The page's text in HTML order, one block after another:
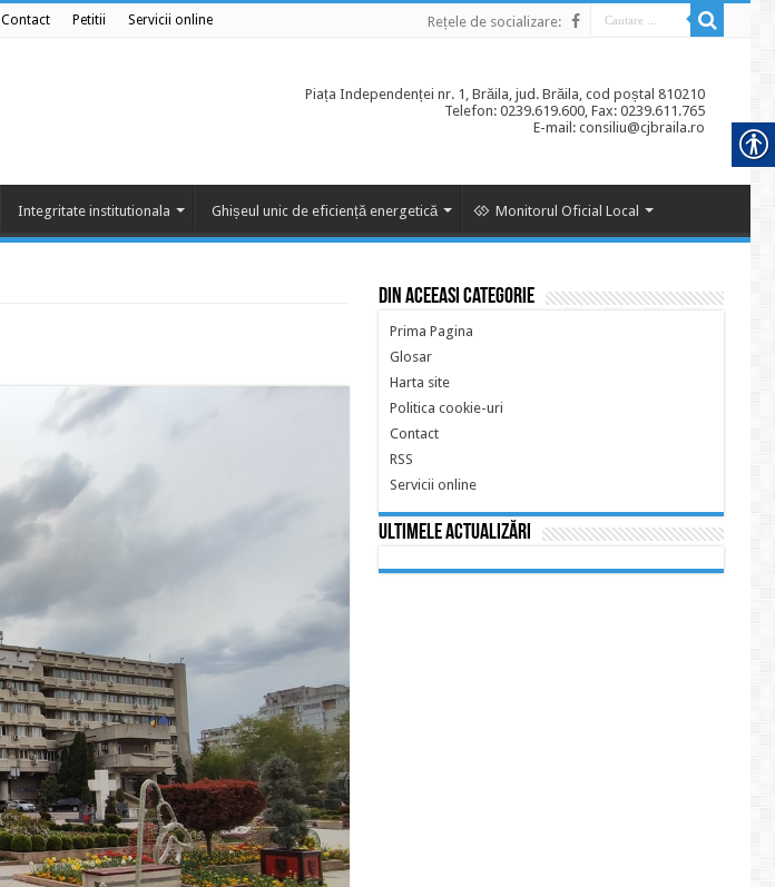
Contact Petitii Servicii online Rețele de socializare:
Piața Independenței nr. 1, Brăila, jud. Brăila, cod poștal 810210
Telefon: 0239.619.600, Fax: 0239.611.765
E-mail: consiliu@cjbraila.ro
Integritate institutionala Ghișeul unic de eficiență energetică Monitorul Oficial Local
Din aceeasi categorie
Prima Pagina
Glosar
Harta site
Politica cookie-uri
Contact
RSS
Servicii online
Ultimele actualizări